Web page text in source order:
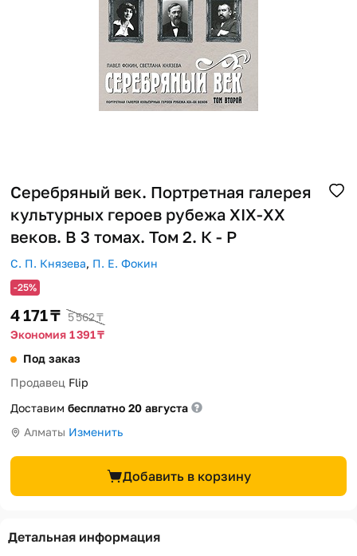
Серебряный век. Портретная галерея
культурных героев рубежа XIX-XX
веков. В 3 томах. Том 2. К - Р
С. П. Князева, П. Е. Фокин
-25%
4 171 ₸ 5 562 ₸
Экономия 1 391 ₸
Под заказ
Продавец Flip
Доставим бесплатно 20 августа
Алматы Изменить
Добавить в корзину
Детальная информация
История просмотров
Способы доставки
Способы оплаты